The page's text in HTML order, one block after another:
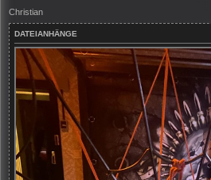
Christian
DATEIANHÄNGE